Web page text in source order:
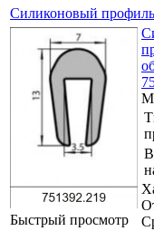
Силиконовый
Быстрый просмотр
В